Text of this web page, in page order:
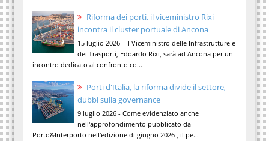
Riforma dei porti, il viceministro Rixi
incontra il cluster portuale di Ancona
15 luglio 2026 - Il Viceministro delle Infrastrutture e
dei Trasporti, Edoardo Rixi, sarà ad Ancona per un
incontro dedicato al confronto co...
Porti d'Italia, la riforma divide il settore,
dubbi sulla governance
9 luglio 2026 - Come evidenziato anche
nell'approfondimento pubblicato da
Porto&Interporto nell'edizione di giugno 2026 , il pe...